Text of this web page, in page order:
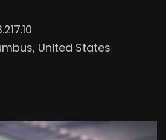
, United States